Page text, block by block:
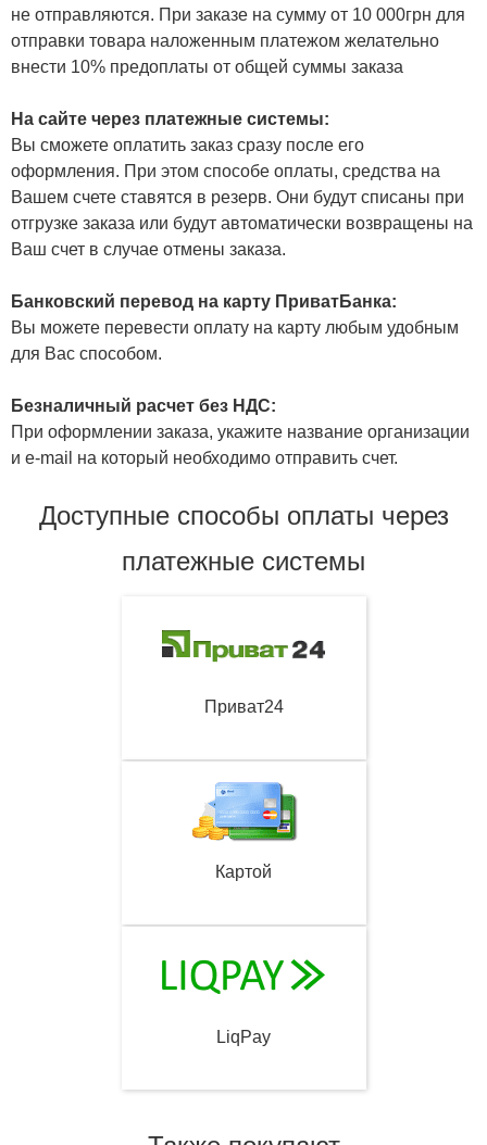
не отправляются. При заказе на сумму от 10 000грн для
отправки товара наложенным платежом желательно
внести 10% предоплаты от общей суммы заказа
На сайте через платежные системы:
Вы сможете оплатить заказ сразу после его
оформления. При этом способе оплаты, средства на
Вашем счете ставятся в резерв. Они будут списаны при
отгрузке заказа или будут автоматически возвращены на
Ваш счет в случае отмены заказа.
Банковский перевод на карту ПриватБанка:
Вы можете перевести оплату на карту любым удобным
для Вас способом.
Безналичный расчет без НДС:
При оформлении заказа, укажите название организации
и e-mail на который необходимо отправить счет.
Доступные способы оплаты через
платежные системы
Приват24
Картой
LiqPay